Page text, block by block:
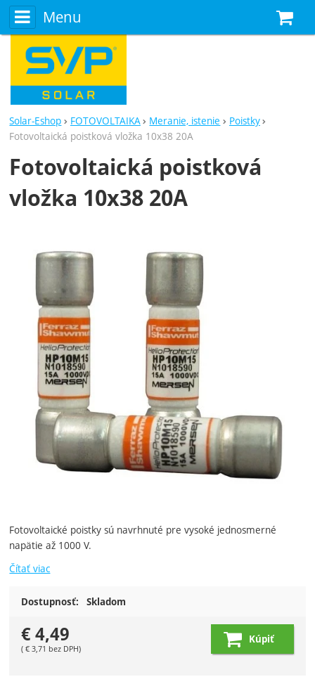
Menu
Solar-Eshop FOTOVOLTAIKA Meranie, istenie
Poistky
Fotovoltaická poistková vložka 10x38 20A
Fotovoltaická poistková
vložka 10x38 20A
Fotovoltaické poistky sú navrhnuté pre vysoké jednosmerné
napätie až 1000 V.
Čítať viac
Dostupnosť: Skladom
€4,49
( € 3,71 bez DPH)
Kúpiť